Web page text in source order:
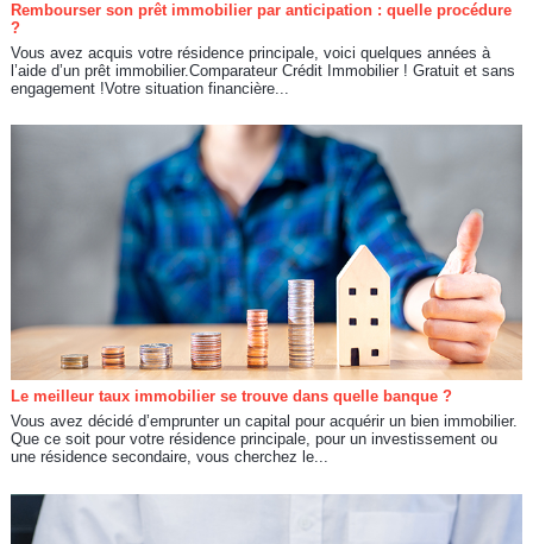
Rembourser son prêt immobilier par anticipation : quelle procédure
?
Vous avez acquis votre résidence principale, voici quelques années à
l’aide d’un prêt immobilier.Comparateur Crédit Immobilier ! Gratuit et sans
engagement !Votre situation financière...
Le meilleur taux immobilier se trouve dans quelle banque ?
Vous avez décidé d’emprunter un capital pour acquérir un bien immobilier.
Que ce soit pour votre résidence principale, pour un investissement ou
une résidence secondaire, vous cherchez le...